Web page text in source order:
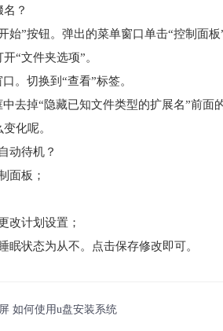
？
始”按钮。弹出的菜单窗口单击“控制面板
“文件夹选项”。
。切换到“查看”标签。
去掉“隐藏已知文件类型的扩展名”前面
化呢。
动待机？
面板；
改计划设置；
眠状态为从不。点击保存修改即可。
如何使用u盘安装系统